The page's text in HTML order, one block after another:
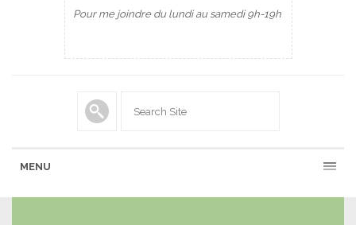
Pour me joindre du lundi au samedi 9h-19h
MENU